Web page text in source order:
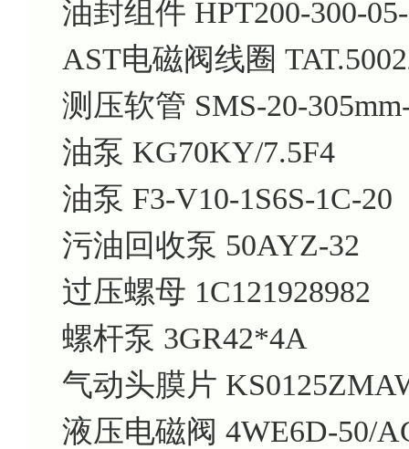
油封组件 HPT200-300-
AST电磁阀线圈
测压软管 SMS-20-
油泵 KG70KY/7.5F4
油泵 F3-V10-1S6S-1C-20
污油回收泵 50AYZ-32
过压螺母 1C121928982
螺杆泵 3GR42*4A
气动头膜片
液压电磁阀 4WE6D-50/